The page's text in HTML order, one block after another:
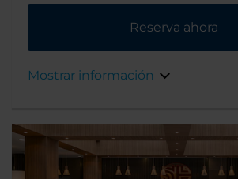
Friedrichstrasse, cerca de los
interés y las áreas de compras
de Brandeburgo y de Unter den
Reserva ahora
Mostrar información